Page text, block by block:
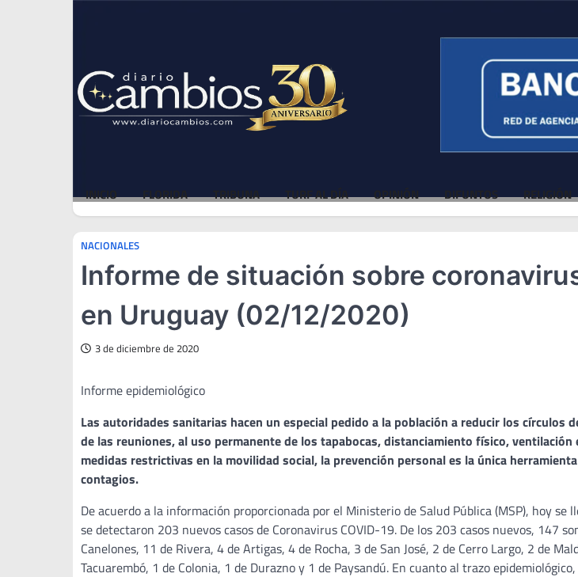
INICIO FLORIDA TRIBUNA TURF AL DÍA OPINIÓN DIFUNTOS RELIGIÓN
NACIONALES
Informe de situación sobre
en Uruguay (02/12/2020)
3 de diciembre de 2020
Informe epidemiológico
Las autoridades sanitarias hacen un especial pedido a la población a reducir los círculos
de las reuniones, al uso permanente de los tapabocas, distanciamiento físico, ventilación
medidas restrictivas en la movilidad social, la prevención personal es la única
contagios.
De acuerdo a la información proporcionada por el Ministerio de Salud Pública (MSP), hoy se
se detectaron 203 nuevos casos de Coronavirus COVID-19. De los 203 casos nuevos, 147
Canelones, 11 de Rivera, 4 de Artigas, 4 de Rocha, 3 de San José, 2 de Cerro Largo, 2 de
Tacuarembó, 1 de Colonia, 1 de Durazno y 1 de Paysandú. En cuanto al trazo